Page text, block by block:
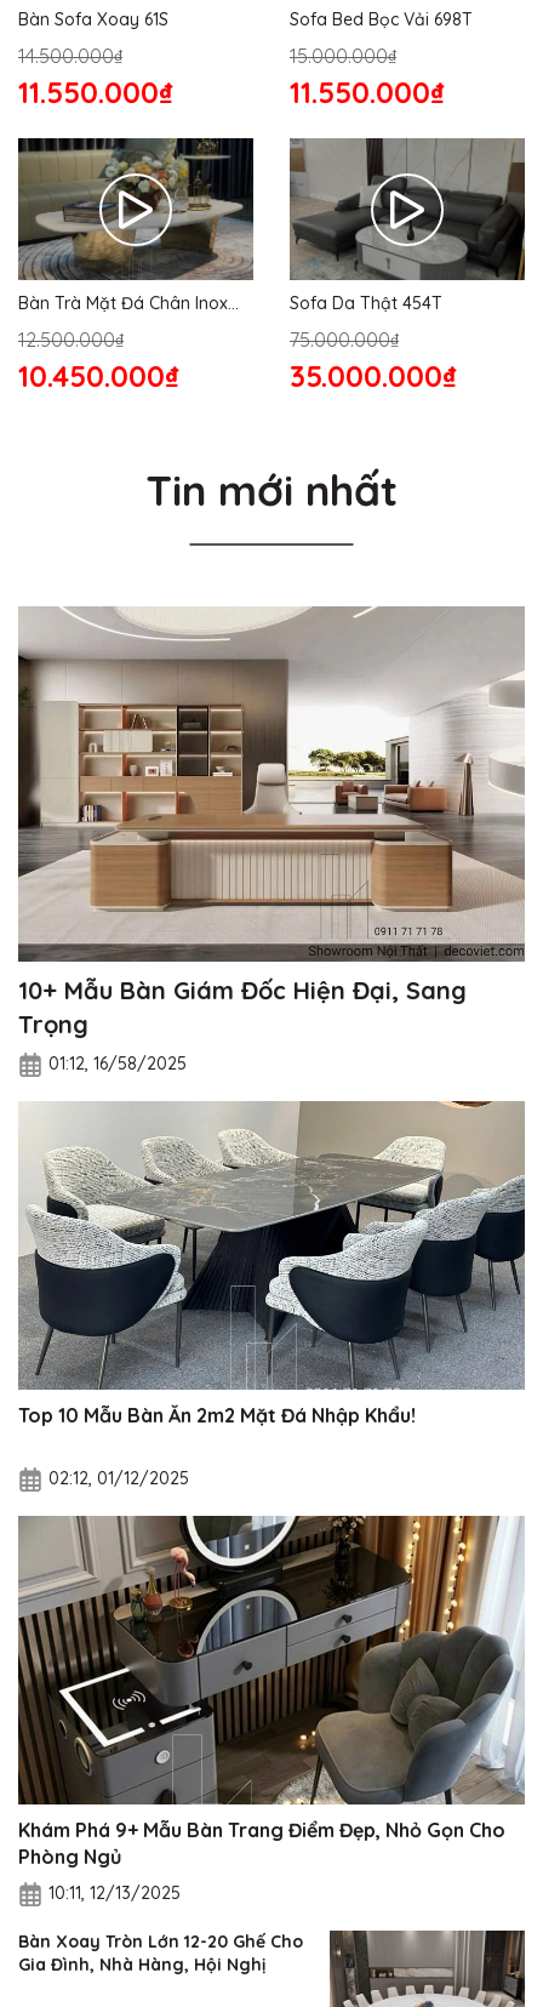
Bàn Sofa Xoay 61S
14.500.000₫
11.550.000₫
Sofa Bed Bọc Vải 698T
15.000.000₫
11.550.000₫
Bàn Trà Mặt Đá Chân Inox
12.500.000₫
10.450.000₫
Sofa Da Thật 454T
75.000.000₫
35.000.000₫
Tin mới nhất
10+ Mẫu Bàn Giám Đốc Hiện Đại, Sang
Trọng
01:12, 16/58/2025
Top 10 Mẫu Bàn Ăn 2m2 Mặt Đá Nhập Khẩu!
02:12, 01/12/2025
Khám Phá 9+ Mẫu Bàn Trang Điểm Đẹp, Nhỏ Gọn Cho
Phòng Ngủ
10:11, 12/13/2025
Bàn Xoay Tròn Lớn 12-20 Ghế Cho
Gia Đình, Nhà Hàng, Hội Nghị